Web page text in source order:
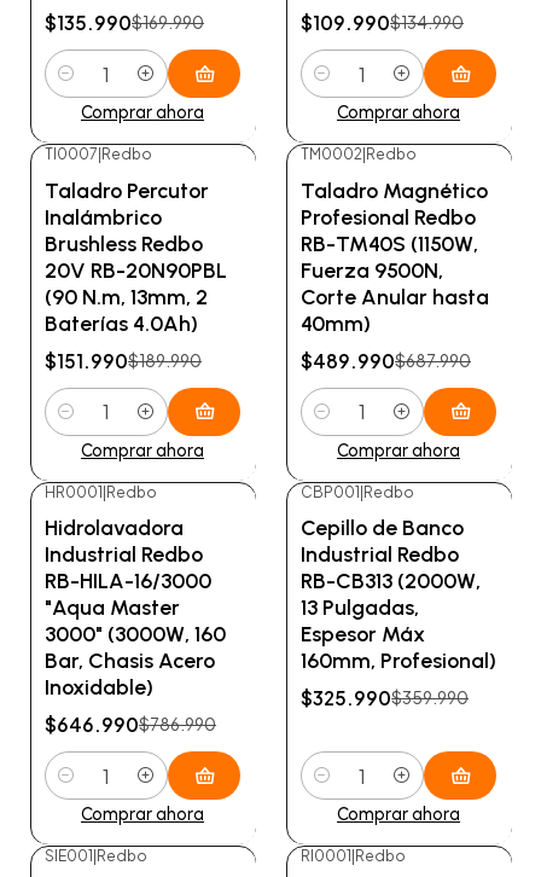
$135.990$169.990
Cantidad
Comprar ahora
$109.990$134.990
Cantidad
Comprar ahora
TI0007 Redbo
Taladro Percutor
Inalámbrico
Brushless Redbo
20V RB-20N90PBL
(90 N.m, 13mm, 2
Baterías 4.0Ah)
$151.990$189.990
Cantidad
Comprar ahora
TM0002 Redbo
Taladro Magnético
Profesional Redbo
RB-TM40S (1150W,
Fuerza 9500N,
Corte Anular hasta
40mm)
$489.990$687.990
Cantidad
Comprar ahora
HR0001|Redbo
Hidrolavadora
Industrial Redbo
RB-HILA-16/3000
"Aqua Master
3000" (3000W, 160
Bar, Chasis Acero
Inoxidable)
$646.990$786.990
Cantidad
Comprar ahora
CBP001|Redbo
Cepillo de Banco
Industrial Redbo
RB-CB313 (2000W,
13 Pulgadas,
Espesor Máx
160mm, Profesional)
$325.990$359.990
Cantidad
Comprar ahora
SIE001 Redbo RI0001 Redbo